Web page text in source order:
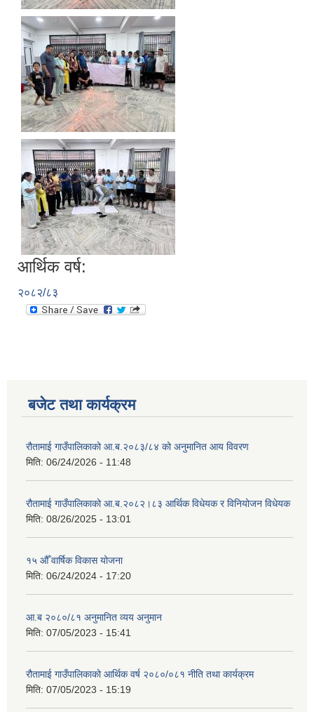
आर्थिक वर्ष:
२०८२/८३
बजेट तथा कार्यक्रम
रौतामाई गाउँपालिकाको आ.ब.२०८३/८४ को अनुमानित आय विवरण
मिति: 06/24/2026 - 11:48
रौतामाई गाउँपालिकाको आ.ब.२०८२।८३ आर्थिक विधेयक र विनियोजन विधेयक
मिति: 08/26/2025 - 13:01
१५ औँ वार्षिक विकास योजना
मिति: 06/24/2024 - 17:20
आ.ब २०८०/८१ अनुमानित व्यय अनुमान
मिति: 07/05/2023 - 15:41
रौतामाई गाउँपालिकाको आर्थिक वर्ष २०८०/०८१ नीति तथा कार्यक्रम
मिति: 07/05/2023 - 15:19